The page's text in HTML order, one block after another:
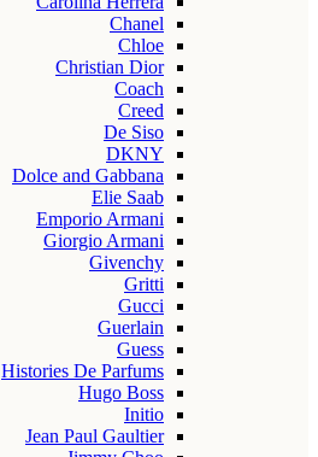
Chanel
Chloe
Christian Dior
Coach
Creed
De Siso
DKNY
Dolce and Gabbana
Elie Saab
Emporio Armani
Giorgio Armani
Givenchy
Gritti
Gucci
Guerlain
Guess
Histories De Parfums
Hugo Boss
Initio
Jean Paul Gaultier